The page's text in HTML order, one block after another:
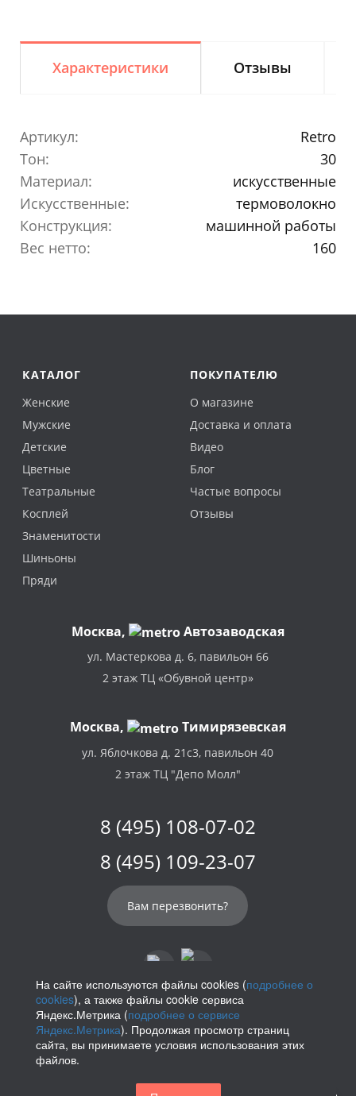
Характеристики Отзывы
Артикул:
Retro
Тон:
30
Материал:
искусственные
Искусственные:
термоволокно
Конструкция:
машинной работы
Вес нетто:
160
КАТАЛОГ
Женские
Мужские
Детские
Цветные
Театральные
Косплей
Знаменитости
Шиньоны
Пряди
ПОКУПАТЕЛЮ
О магазине
Доставка и оплата
Видео
Блог
Частые вопросы
Отзывы
Москва, Автозаводская
ул. Мастеркова д. 6, павильон 66
2 этаж ТЦ «Обувной центр»
Москва, Тимирязевская
ул. Яблочкова д. 21с3, павильон 40
2 этаж ТЦ "Депо Молл"
8 (495) 108-07-02
8 (495) 109-23-07
Вам перезвонить?
info@parikof.ru
Политика конфиденциальности
На сайте используются файлы cookies (подробнее о
cookies), а также файлы cookie сервиса
Яндекс.Метрика (подробнее о сервисе
Яндекс.Метрика). Продолжая просмотр страниц
сайта, вы принимаете условия использования этих
файлов.